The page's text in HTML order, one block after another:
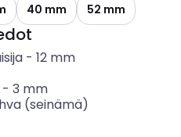
40 mm 52 mm
- 12 mm
3 mm
(seinämä)